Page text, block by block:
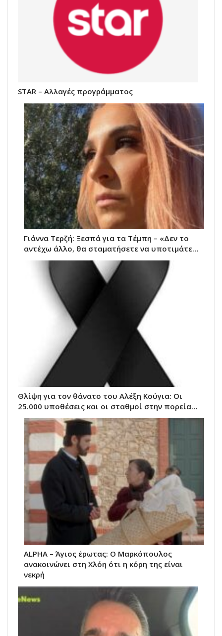
STAR – Αλλαγές προγράμματος
Γιάννα Τερζή: Ξεσπά για τα Τέμπη – «Δεν το
αντέχω άλλο, θα σταματήσετε να υποτιμάτε…
Θλίψη για τον θάνατο του Αλέξη Κούγια: Οι
25.000 υποθέσεις και οι σταθμοί στην πορεία…
ALPHA – Άγιος έρωτας: Ο Μαρκόπουλος
ανακοινώνει στη Χλόη ότι η κόρη της είναι
νεκρή